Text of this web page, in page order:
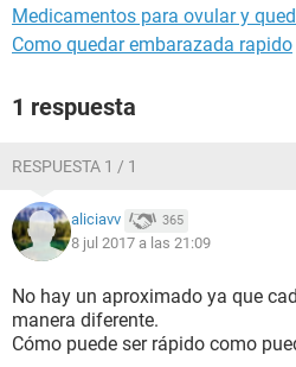
Medicamentos para ovular y
Como quedar embarazada rapido
1 respuesta
RESPUESTA 1 / 1
aliciavv 365
8 jul 2017 a las 21:09
No hay un aproximado ya que
manera diferente.
Cómo puede ser rápido como